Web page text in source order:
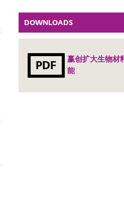
DOWNLOADS
PDF
赢创扩大生物材
能